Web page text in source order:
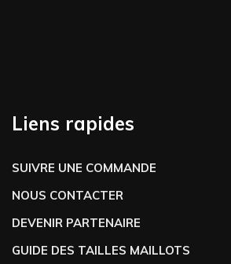
Liens rapides
SUIVRE UNE COMMANDE
NOUS CONTACTER
DEVENIR PARTENAIRE
GUIDE DES TAILLES MAILLOTS